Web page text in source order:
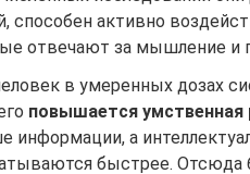
способен активно
отвечают за мышление и
в умеренных дозах
повышается умственная
информации, а
быстрее.